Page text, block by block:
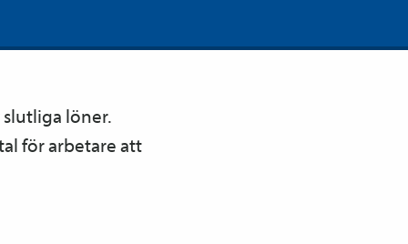
löner.
för arbetare att